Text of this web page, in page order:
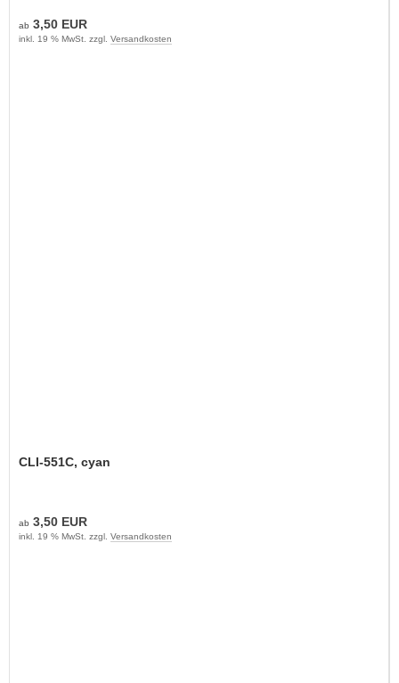
ab 3,50 EUR
inkl. 19 % MwSt. zzgl. Versandkosten
CLI-551C, cyan
ab 3,50 EUR
inkl. 19 % MwSt. zzgl. Versandkosten